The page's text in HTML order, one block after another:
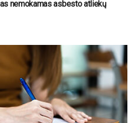
nemokamas asbesto atliekų